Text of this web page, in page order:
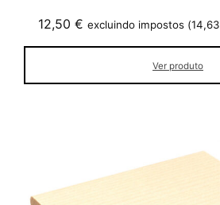
12,50 € excluindo impostos (14,63
Ver produto